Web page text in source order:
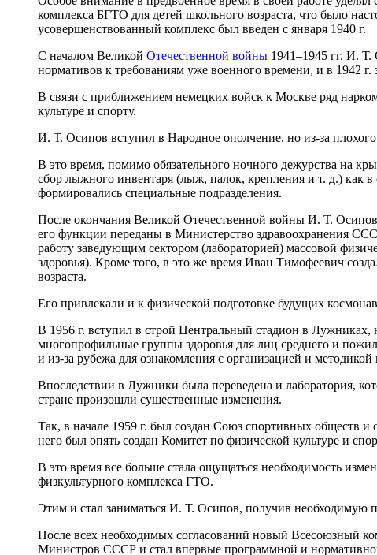
комплекса БГТО для детей школьного возраста, что было
усовершенствованный комплекс был введен с января 1940 г.
С началом Великой Отечественной войны 1941–1945 гг. И.
нормативов к требованиям уже военного времени, и в 1942
В связи с приближением немецких войск к Москве ряд
культуре и спорту.
И. Т. Осипов вступил в Народное ополчение, но из-за
В это время, помимо обязательного ночного дежурства на
сбор лыжного инвентаря (лыж, палок, крепления и т. д.) как
формировались специальные подразделения.
После окончания Великой Отечественной войны И. Т. Осипов
его функции переданы в Министерство здравоохранения
работу заведующим сектором (лабораторией) массовой
здоровья). Кроме того, в это же время Иван Тимофеевич
возраста.
Его привлекали и к физической подготовке будущих
В 1956 г. вступил в строй Центральный стадион в Лужниках,
многопрофильные группы здоровья для лиц среднего и
и из-за рубежа для ознакомления с организацией и методикой
Впоследствии в Лужники была переведена и лаборатория,
стране произошли существенные изменения.
Так, в начале 1959 г. был создан Союз спортивных обществ
него был опять создан Комитет по физической культуре и
В это время все больше стала ощущаться необходимость
физкультурного комплекса ГТО.
Этим и стал заниматься И. Т. Осипов, получив
После всех необходимых согласований новый Всесоюзный
Министров СССР и стал впервые программной и